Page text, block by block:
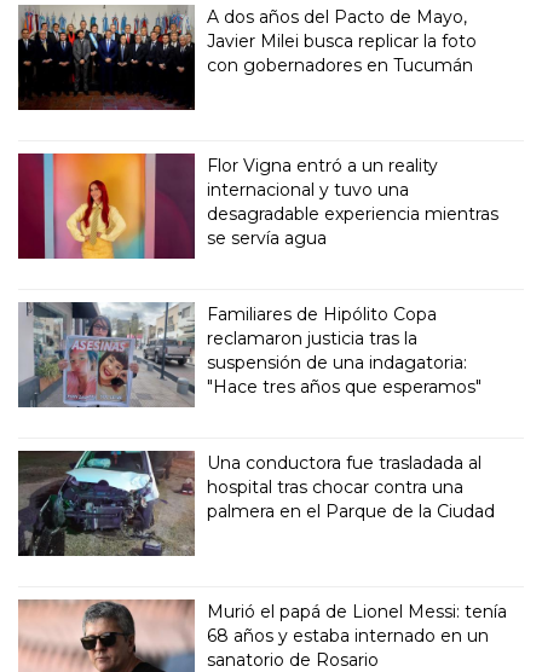
A dos años del Pacto de Mayo,
Javier Milei busca replicar la foto
con gobernadores en Tucumán
Flor Vigna entró a un reality
internacional y tuvo una
desagradable experiencia mientras
se servía agua
Familiares de Hipólito Copa
reclamaron justicia tras la
suspensión de una indagatoria:
"Hace tres años que esperamos"
Una conductora fue trasladada al
hospital tras chocar contra una
palmera en el Parque de la Ciudad
Murió el papá de Lionel Messi: tenía
68 años y estaba internado en un
sanatorio de Rosario